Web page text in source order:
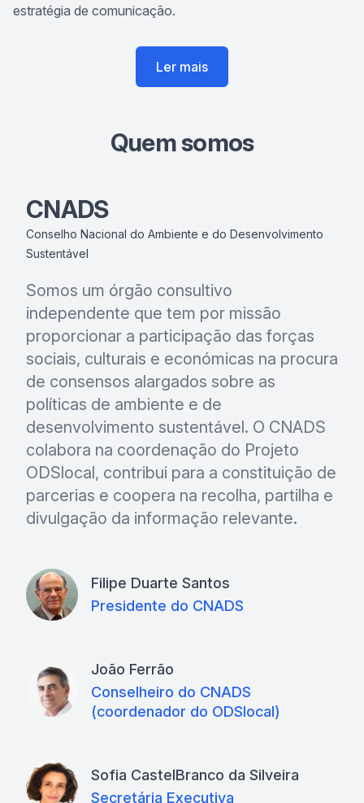
estratégia de comunicação.
Ler mais
Quem somos
CNADS
Conselho Nacional do Ambiente e do Desenvolvimento
Sustentável
Somos um órgão consultivo
independente que tem por missão
proporcionar a participação das forças
sociais, culturais e económicas na procura
de consensos alargados sobre as
políticas de ambiente e de
desenvolvimento sustentável. O CNADS
colabora na coordenação do Projeto
ODSlocal, contribui para a constituição de
parcerias e coopera na recolha, partilha e
divulgação da informação relevante.
Filipe Duarte Santos
Presidente do CNADS
João Ferrão
Conselheiro do CNADS
(coordenador do ODSlocal)
Sofia CastelBranco da Silveira
Secretária Executiva